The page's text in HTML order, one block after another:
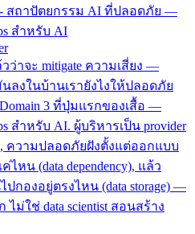
- สถาปัตยกรรม AI ที่ปลอดภัย —
สำหรับ AI
ว่าจะ mitigate ความเสี่ยง —
ลงในบ้านเรายังไงให้ปลอดภัย
3 ที่ปุ่มแรกของเสื้อ —
สำหรับ AI. ผู้บริหารเป็น provider
, ความปลอดภัยฝังตั้งแต่ออกแบบ
น (data dependency), แล้ว
องอยู่ตรงไหน (data storage) —
ม่ใช่ data scientist สอนสร้าง